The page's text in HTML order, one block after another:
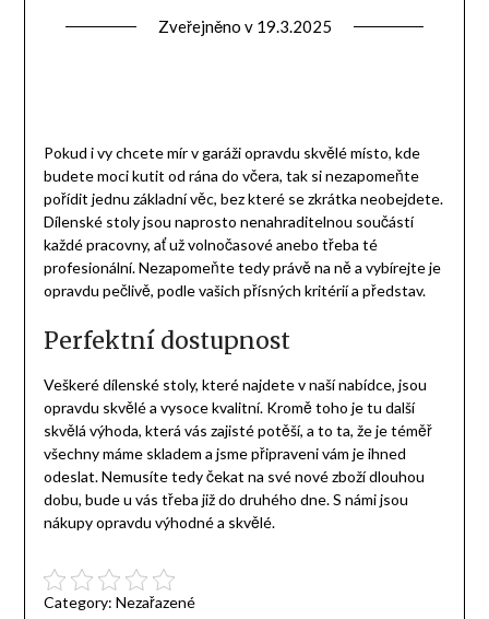
Zveřejněno v 19.3.2025
Pokud i vy chcete mír v garáži opravdu skvělé místo, kde
budete moci kutit od rána do včera, tak si nezapomeňte
pořídit jednu základní věc, bez které se zkrátka neobejdete.
Dílenské stolyjsou naprosto nenahraditelnou součástí
každé pracovny, ať už volnočasové anebo třeba té
profesionální. Nezapomeňte tedy právě na ně a vybírejte je
opravdu pečlivě, podle vašich přísných kritérií a představ.
Perfektní dostupnost
Veškeré dílenské stoly, které najdete v naší nabídce, jsou
opravdu skvělé a vysoce kvalitní. Kromě toho je tu další
skvělá výhoda, která vás zajisté potěší, a to ta, že je téměř
všechny máme skladem a jsme připraveni vám je ihned
odeslat. Nemusíte tedy čekat na své nové zboží dlouhou
dobu, bude u vás třeba již do druhého dne. S námi jsou
nákupy opravdu výhodné a skvělé.
Category: Nezařazené